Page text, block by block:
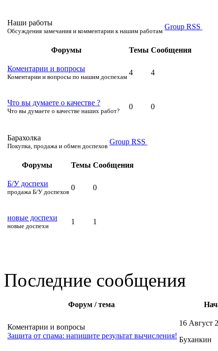
Наши работы
Обсуждения замечания и комментарии к нашим работам
Group RSS
Форумы Темы Сообщения
Коментарии и вопросы
Коментарии и вопросы по нашим доспехам
4 4
Что вы думаете о качестве ?
Что вы думаете о качестве наших работ?
0 0
Барахолка
Покупка, продажа и обмен доспехов
Group RSS
Форумы Темы Сообщения
Б/У доспехи
продажа Б/У доспехов
0 0
новые доспехи
новые доспехи
1 1
Последние сообщения
Форум / тема
Коментарии и вопросы
Защита от спама: напишите результат вычисления!
16 Август
Буханкин